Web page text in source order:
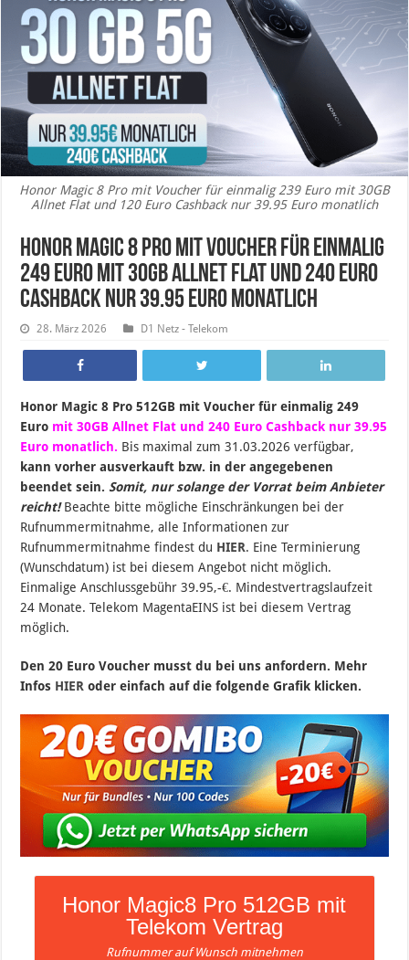
Honor Magic 8 Pro mit Voucher für einmalig 239 Euro mit 30GB
Allnet Flat und 120 Euro Cashback nur 39.95 Euro monatlich
Honor Magic 8 Pro mit Voucher für einmalig
249 Euro mit 30GB Allnet Flat und 240 Euro
Cashback nur 39.95 Euro monatlich
28. März 2026 D1 Netz - Telekom
Honor Magic 8 Pro 512GB mit Voucher für einmalig 249
Euro mit 30GB Allnet Flat und 240 Euro Cashback nur 39.95
Euro monatlich. Bis maximal zum 31 .03.2026 verfügbar,
kann vorher ausverkauft bzw. in der angegebenen
beendet sein. Somit, nur solange der Vorrat beim Anbieter
reicht!Beachte bitte mögliche Einschränkungen bei der
Rufnummermitnahme, alle Informationen zur
Rufnummermitnahme findest du HIER. Eine Terminierung
(Wunschdatum) ist bei diesem Angebot nicht möglich.
Einmalige Anschlussgebühr 39.95,-€. Mindestvertragslaufzeit
24 Monate. Telekom MagentaEINS ist bei diesem Vertrag
möglich.
Den 20 Euro Voucher musst du bei uns anfordern. Mehr
Infos HIERoder einfach auf die folgende Grafik klicken.
Honor Magic8 Pro 512GB mit
Telekom Vertrag
Rufnummer auf Wunsch mitnehmen